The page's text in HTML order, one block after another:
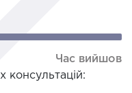
Час вийшов
консультацій: